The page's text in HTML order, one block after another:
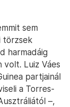
sem
törzsek
harmadáig
Luiz Váes
partjainál
a Torres-
–,